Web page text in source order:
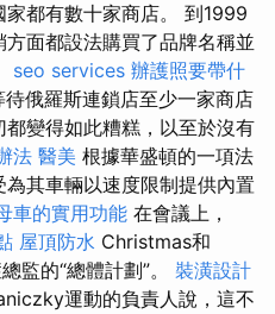
都有數十家商店。 到1999
面都設法購買了品牌名稱並
seo services 辦護照要帶什
待俄羅斯連鎖店至少一家商店
變得如此糟糕，以至於沒有
法 醫美 根據華盛頓的一項法
其車輛以速度限制提供內置
車的實用功能 在會議上，
屋頂防水 Christmas和
監的“總體計劃”。 裝潢設計
運動的負責人說，這不